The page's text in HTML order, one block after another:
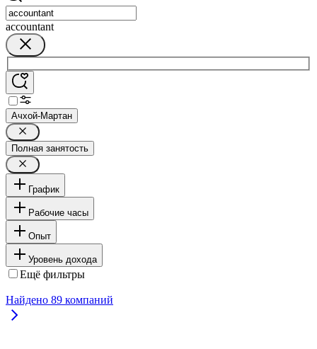
accountant
Ачхой-Мартан
Полная занятость
График
Рабочие часы
Опыт
Уровень дохода
Ещё фильтры
Найдено 89 компаний